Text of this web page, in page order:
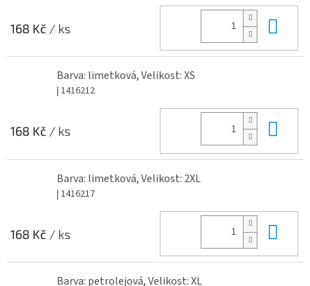
168 Kč / ks
Barva: limetková, Velikost: XS
| 1416212
168 Kč / ks
Barva: limetková, Velikost: 2XL
| 1416217
168 Kč / ks
Barva: petrolejová, Velikost: XL